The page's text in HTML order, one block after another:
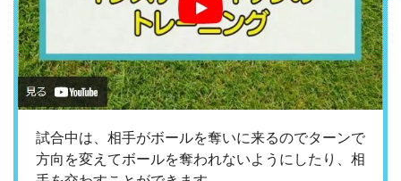
試合中は、相手がボールを奪いに来るのでターンで
方向を変えてボールを奪われないようにしたり、相